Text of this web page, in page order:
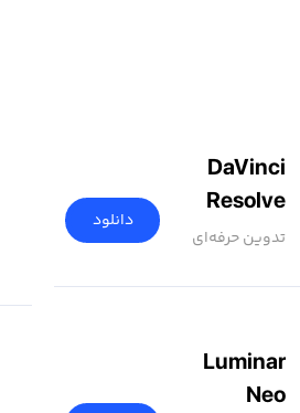
DaVinci
Resolve
تدوین حرفه‌ای
دانلود
Luminar
Neo